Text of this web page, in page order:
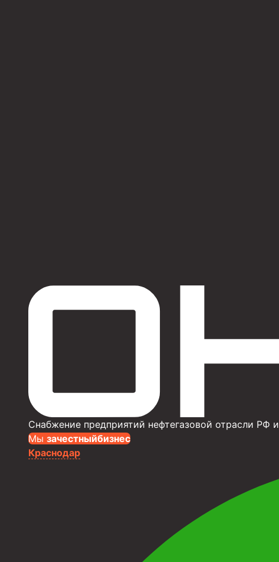
Снабжение предприятий нефтегазовой отрасли РФ
Мы зачестныйбизнес
Краснодар